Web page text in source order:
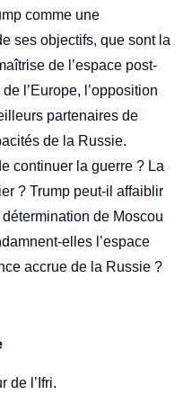
comme une
ses objectifs, que sont la
de l’espace post-
l’Europe, l’opposition
partenaires de
de la Russie.
continuer la guerre ? La
? Trump peut-il affaiblir
de Moscou
elles l’espace
accrue de la Russie ?
de l’Ifri.